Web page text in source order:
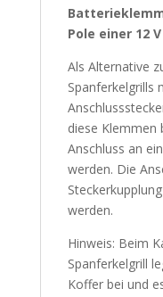
Pole einer 12
Als Alternative
Spanferkelgrills
diese Klemmen
Anschluss an
werden. Die
werden.
Hinweis: Beim
Spanferkelgrill
Koffer bei und